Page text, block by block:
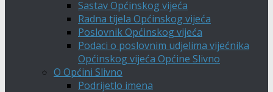
Sastav Općinskog vijeća
Radna tijela Općinskog vijeća
Poslovnik Općinskog vijeća
Podaci o poslovnim udjelima vijećnika
Općinskog vijeća Općine Slivno
O Općini Slivno
Podrijetlo imena